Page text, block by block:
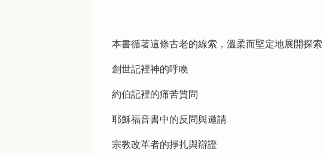
本書循著這條古老的線索，溫柔而堅定地展開探索
創世記裡神的呼喚
約伯記裡的痛苦質問
耶穌福音書中的反問與邀請
宗教改革者的掙扎與辯證